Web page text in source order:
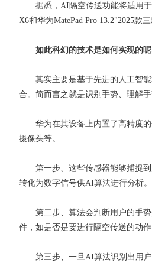
据悉，AI隔空传送功能将适用于
X6和华为MatePad Pro 13.2"2025款三
如此科幻的技术是如何实现的呢
其实主要是基于先进的人工智能
合。简而言之就是识别手势、理解手
华为在其设备上内置了高精度的
摄像头等。
第一步、这些传感器能够捕捉到
转化为数字信号供AI算法进行分析。
第二步、算法会判断用户的手势
件，如是否是要进行隔空传送的动作
第三步、一旦AI算法识别出用户